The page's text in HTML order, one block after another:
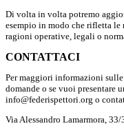
Di volta in volta potremo
esempio in modo che rifletta le
ragioni operative, legali o
CONTATTACI
Per maggiori informazioni
domande o se vuoi presentare
info@federispettori.org o
Via Alessandro Lamarmora,